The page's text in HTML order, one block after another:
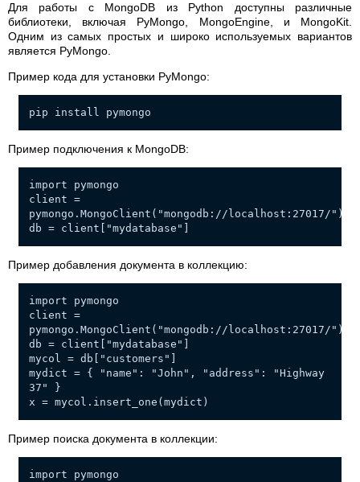
Для работы с MongoDB из Python доступны различные
библиотеки, включая PyMongo, MongoEngine, и MongoKit.
Одним из самых простых и широко используемых вариантов
является PyMongo.
Пример кода для установки PyMongo:
pip install pymongo
Пример подключения к MongoDB:
import pymongo
client =
pymongo.MongoClient("mongodb://localhost:27017/")
db = client["mydatabase"]
Пример добавления документа в коллекцию:
import pymongo
client =
pymongo.MongoClient("mongodb://localhost:27017/")
db = client["mydatabase"]
mycol = db["customers"]
mydict = { "name": "John", "address": "Highway
37" }
x = mycol.insert_one(mydict)
Пример поиска документа в коллекции:
import pymongo